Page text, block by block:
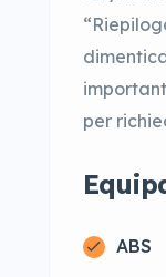
per
ABS